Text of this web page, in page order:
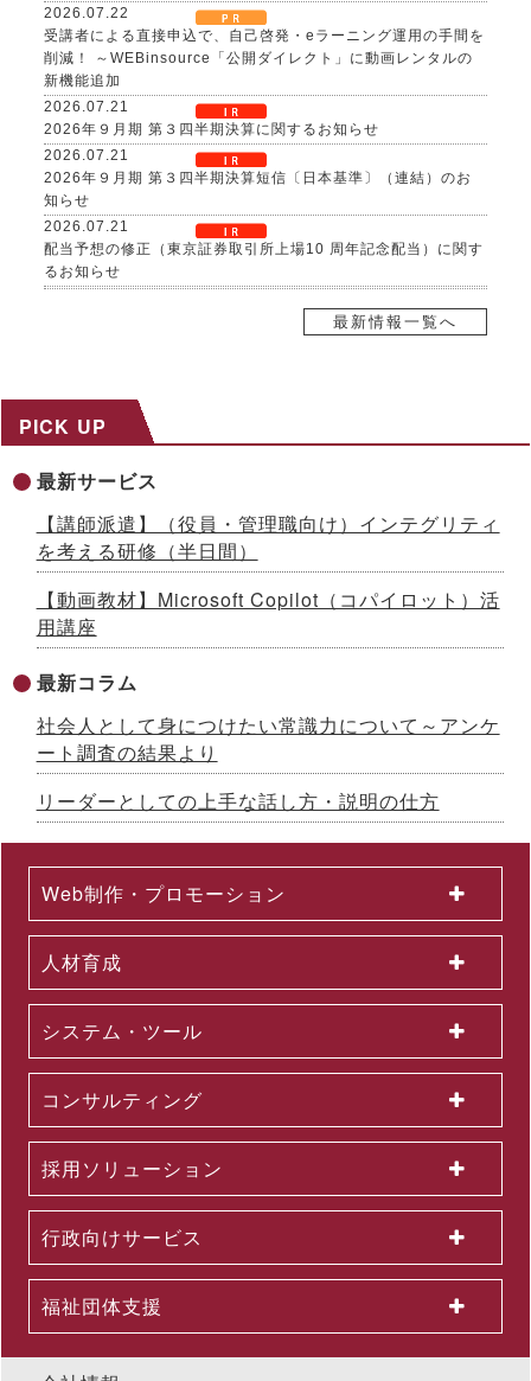
2026.07.22
受講者による直接申込で、自己啓発・eラーニング運用の手間を
削減！ ～WEBinsource「公開ダイレクト」に動画レンタルの
新機能追加
2026.07.21
2026年９月期 第３四半期決算に関するお知らせ
2026.07.21
2026年９月期 第３四半期決算短信〔日本基準〕（連結）のお
知らせ
2026.07.21
配当予想の修正（東京証券取引所上場10 周年記念配当）に関す
るお知らせ
自己株式取得に係る事項の決定及び自己株式の消却に関するお
ペーンを開催 ～３日間29,800円の特別価格で公開講座を提供
イボート）」提供開始 ～先着100社限定キャンペーン実施中
2026.07.13
AI時代をリードする「ネオゼネラリスト」養成研修を開発 ～構
座開始
2026.07.10
「インソースグループ統合報告書2025」発行のお知らせ ～AI
時代の成長戦略を様々な観点で解説
成果が出るまで伴走する、Forward Deployed型コンサルタン
ト養成研修を開発 ～26年７月から公開講座で提供
2026.07.03
国土交通省採択の二地域居住事業に参画、新たな人流創出へ～
「白川町二地域居住促進コンソーシアム」協定締結のお知らせ
2026.07.01
2026年６月度KPI（業績指標）進捗状況
2026.06.12
待値の理解」を軸に、７月から新たに３研修を公開講座で開催
2026.06.08
催 ～問題意識調査結果から、日本企業における課題を読み解く
2026.06.03
＜第３弾＞「AI活用を１億人に」交通広告を６月より大幅拡大
～東名阪エリアの主要路線にて、教育による業務へのAI活用支
援を力強く訴求
2026.06.01
組織変更及び人事異動に関するお知らせ
2026.06.01
2026年５月度KPI（業績指標）進捗状況
公開講座セットプラン「上司部下ペアプラン」を26年５月より
提供開始 ～同一テーマの同時受講で、実践につながる共通言語
最新情報一覧へ
PICK UP
最新サービス
【講師派遣】（役員・管理職向け）インテグリティ
を考える研修（半日間）
【動画教材】Microsoft Copilot（コパイロット）活
用講座
最新コラム
社会人として身につけたい常識力について～アンケ
ート調査の結果より
リーダーとしての上手な話し方・説明の仕方
Web制作・プロモーション
人材育成
システム・ツール
コンサルティング
採用ソリューション
行政向けサービス
福祉団体支援